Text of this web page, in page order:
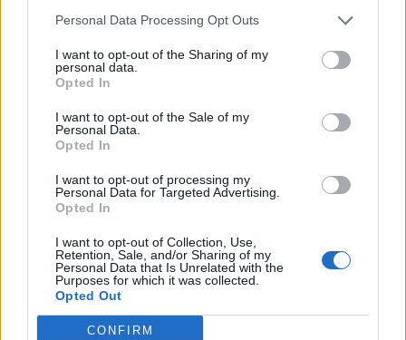
Personal Data Processing Opt Outs
I want to opt-out of the Sharing of my
personal data.
Opted In
I want to opt-out of the Sale of my
Personal Data.
Opted In
I want to opt-out of processing my
Personal Data for Targeted Advertising.
Opted In
I want to opt-out of Collection, Use,
Retention, Sale, and/or Sharing of my
Personal Data that Is Unrelated with the
Purposes for which it was collected.
Opted Out
CONFIRM
UUTISET
Leskeneläke ei kuulu kaikille –
Kela muistuttaa tärkeästä
ikärajasta
2